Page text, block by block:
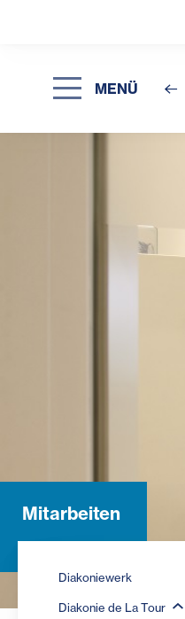
MENÜ
Mitarbeiten
Diakoniewerk
Diakonie de La Tour